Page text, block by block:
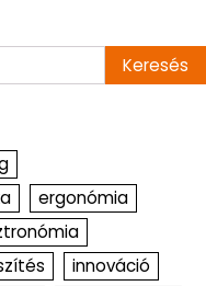
ergonómia
innováció